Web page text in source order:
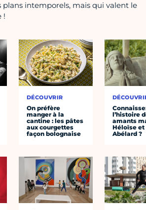
plans intemporels, mais qui valent le
!
DÉCOUVRIR
On préfère
manger à la
cantine : les pâtes
aux courgettes
façon bolognaise
l’histoire
amants
Héloïse et
Abélard ?